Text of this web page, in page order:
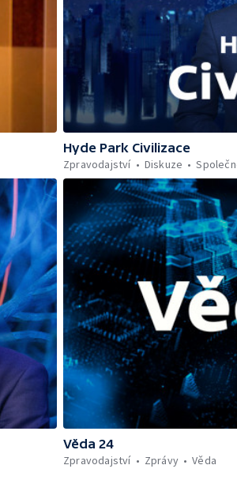
Hyde Park Civilizace
Zpravodajství
Diskuze
Věda 24
Zpravodajství
Zprávy Věda